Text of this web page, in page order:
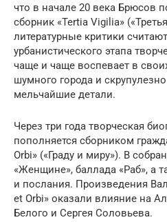
что в начале 20 века Брюсов
сборник «Tertia Vigilia»
литературные критики
урбанистического этапа
чаще и чаще воспевает в
шумного города и
мельчайшие детали.
Через три года творческая
пополняется сборником
Orbi» («Граду и миру»). В
«Женщине», баллада «Раб», а
и послания. Произведения
et Orbi» оказали влияние на
Белого и Сергея Соловьева.